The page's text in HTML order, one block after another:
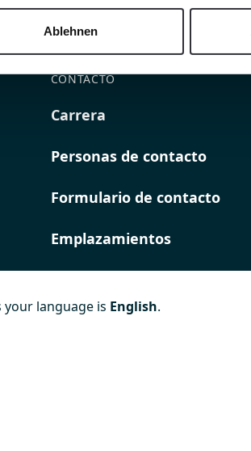
Ablehnen
CONTACTO
Carrera
Personas de contacto
Formulario de contacto
Emplazamientos
language is English.